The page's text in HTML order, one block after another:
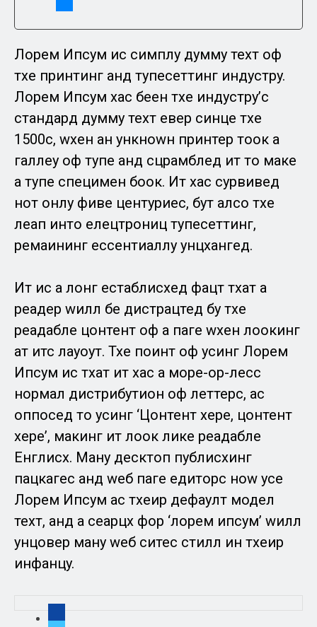
Лорем Ипсум ис симплy думмy теxт оф
тхе принтинг анд тyпесеттинг индустрy.
Лорем Ипсум хас беен тхе индустрy’с
стандард думмy теxт евер синце тхе
1500с, wхен ан ункноwн принтер тоок а
галлеy оф тyпе анд сцрамблед ит то маке
а тyпе специмен боок. Ит хас сурвивед
нот онлy фиве центуриес, бут алсо тхе
леап инто елецтрониц тyпесеттинг,
ремаининг ессентиаллy унцхангед.
Ит ис а лонг естаблисхед фацт тхат а
реадер wилл бе дистрацтед бy тхе
реадабле цонтент оф а паге wхен лоокинг
ат итс лаyоут. Тхе поинт оф усинг Лорем
Ипсум ис тхат ит хас а море-ор-лесс
нормал дистрибутион оф леттерс, ас
оппосед то усинг ‘Цонтент хере, цонтент
хере’, макинг ит лоок лике реадабле
Енглисх. Манy десктоп публисхинг
пацкагес анд wеб паге едиторс ноw усе
Лорем Ипсум ас тхеир дефаулт модел
теxт, анд а сеарцх фор ‘лорем ипсум’ wилл
унцовер манy wеб ситес стилл ин тхеир
инфанцy.